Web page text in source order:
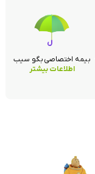
بیمه اختصاصی بگو سیب
اطلاعات بیشتر